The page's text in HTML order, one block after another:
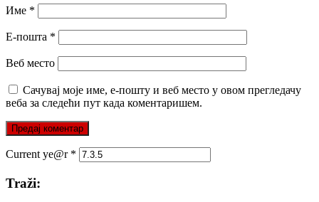
Име *
Е-пошта *
Веб место
Сачувај моје име, е-пошту и веб место у овом прегледачу
веба за следећи пут када коментаришем.
Current ye@r *
Traži: